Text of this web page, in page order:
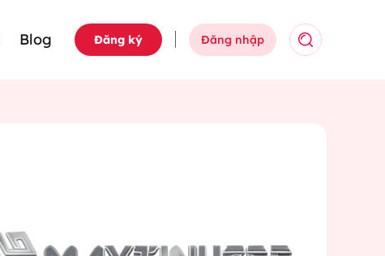
Tìm kiếm
Blog Đăng ký Đăng nhập